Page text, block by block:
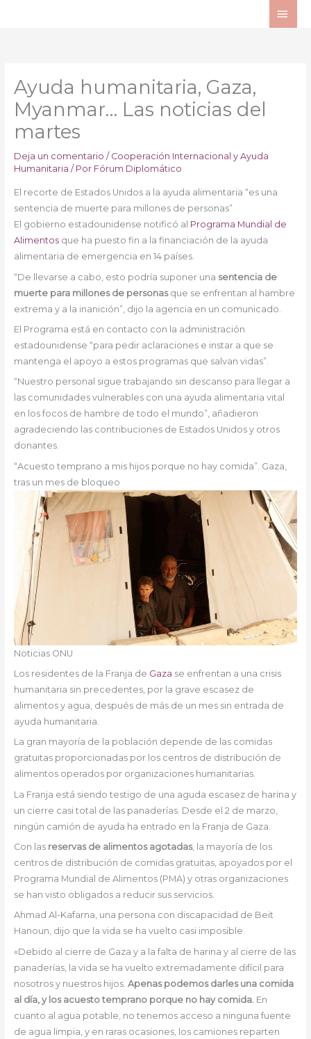
Ayuda humanitaria, Gaza,
Myanmar… Las noticias del
martes
Deja un comentario / Cooperación Internacional y Ayuda
Humanitaria / Por Fórum Diplomático
El recorte de Estados Unidos a la ayuda alimentaria “es una
sentencia de muerte para millones de personas”
El gobierno estadounidense notificó al Programa Mundial de
Alimentosque ha puesto fin a la financiación de la ayuda
alimentaria de emergencia en 14 países.
“De llevarse a cabo, esto podría suponer una sentencia de
muerte para millones de personas que se enfrentan al hambre
extrema y a la inanición”, dijo la agencia en un comunicado.
El Programa está en contacto con la administración
estadounidense “para pedir aclaraciones e instar a que se
mantenga el apoyo a estos programas que salvan vidas”.
“Nuestro personal sigue trabajando sin descanso para llegar a
las comunidades vulnerables con una ayuda alimentaria vital
en los focos de hambre de todo el mundo”, añadieron
agradeciendo las contribuciones de Estados Unidos y otros
donantes.
“Acuesto temprano a mis hijos porque no hay comida”. Gaza,
tras un mes de bloqueo
Noticias ONU
Los residentes de la Franja de Gaza se enfrentan a una crisis
humanitaria sin precedentes, por la grave escasez de
alimentos y agua, después de más de un mes sin entrada de
ayuda humanitaria.
La gran mayoría de la población depende de las comidas
gratuitas proporcionadas por los centros de distribución de
alimentos operados por organizaciones humanitarias.
La Franja está siendo testigo de una aguda escasez de harina y
un cierre casi total de las panaderías. Desde el 2 de marzo,
ningún camión de ayuda ha entrado en la Franja de Gaza.
Con las reservas de alimentos agotadas, la mayoría de los
centros de distribución de comidas gratuitas, apoyados por el
Programa Mundial de Alimentos (PMA) y otras organizaciones
se han visto obligados a reducir sus servicios.
Ahmad Al-Kafarna, una persona con discapacidad de Beit
Hanoun, dijo que la vida se ha vuelto casi imposible.
«Debido al cierre de Gaza y a la falta de harina y al cierre de las
panaderías, la vida se ha vuelto extremadamente difícil para
nosotros y nuestros hijos. Apenas podemos darles una comida
al día, y los acuesto temprano porque no hay comida. En
cuanto al agua potable, no tenemos acceso a ninguna fuente
de agua limpia, y en raras ocasiones, los camiones reparten